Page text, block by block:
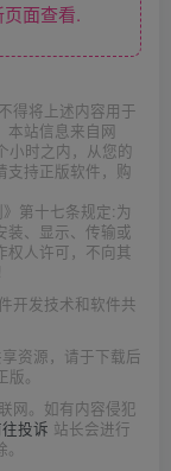
面查看.
得将上述内容用于
本站信息来自网
小时之内，从您的
支持正版软件，购
第十七条规定:为
装、显示、传输或
权人许可，不向其
开发技术和软件共
资源，请于下载后
。
网。如有内容侵犯
投诉 站长会进行